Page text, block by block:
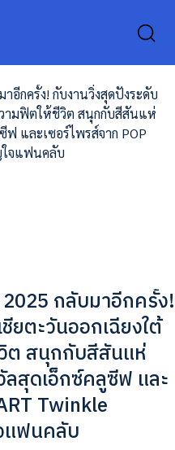
กลับมาอีกครั้ง!
ยตะวันออกเฉียงใต้
ต สนุกกับสีสันแห่
สุดเอ็กซ์คลูซีฟ และ
Twinkle
แฟนคลับ